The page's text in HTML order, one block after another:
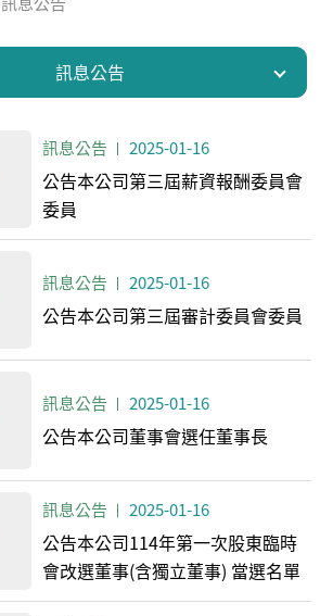
訊息公告
訊息公告 2025-01-16
公告本公司第三屆薪資報酬委員會
委員
訊息公告 2025-01-16
公告本公司第三屆審計委員會委員
訊息公告 2025-01-16
公告本公司董事會選任董事長
訊息公告 2025-01-16
公告本公司114年第一次股東臨時
會改選董事(含獨立董事) 當選名單